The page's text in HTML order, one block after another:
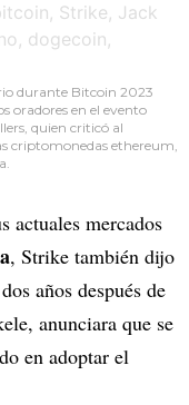
durante Bitcoin 2023
oradores en el evento
quien criticó al
criptomonedas ethereum,
actuales mercados
, Strike también dijo
años después de
anunciara que se
en adoptar el